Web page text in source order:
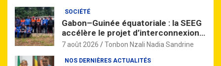
SOCIÉTÉ
Gabon–Guinée équatoriale : la SEEG
accélère le projet d’interconnexion
électrique dans le Woleu-Ntem
7 août 2026 Tonbon Nzali Nadia Sandrine
NOS DERNIÈRES ACTUALITÉS